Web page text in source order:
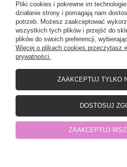
MOJE
PŁATNOŚCI I
O NAS
Elefunt - producent odzieży dziecięcej|
500 Gołdap, woj. warmińsko-
Pliki cookies i pokrewne im
działanie strony i pomagają nam
potrzeb. Możesz zaakceptować
wszystkich tych plików i przejść do
plików do swoich preferencji,
Więcej o plikach cookies przeczytasz
prywatności.
ZAAKCEPTUJ TYLKO
DOSTOSUJ
ZAAKCEPTUJ